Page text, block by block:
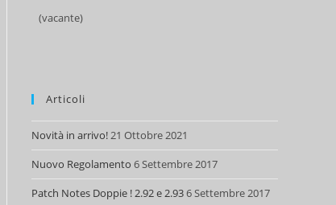
(vacante)
Articoli
Novità in arrivo!21 Ottobre 2021
Nuovo Regolamento 6 Settembre 2017
Patch Notes Doppie ! 2.92 e 2.936 Settembre 2017